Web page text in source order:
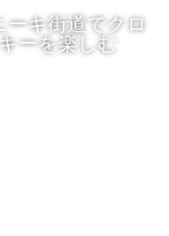
キ街道でクロ
ーを楽しむ